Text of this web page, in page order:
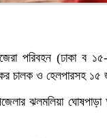
হাজেরা পরিবহন (ঢাকা
চালক ও হেলপারসহ
ঝলমলিয়া ঘোষপাড়া